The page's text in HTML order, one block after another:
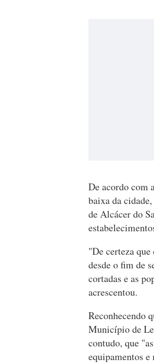
De acordo com
baixa da
de Alcácer do
"De certeza
desde o fim de
cortadas e as
acrescentou.
Reconhecendo
Município de
contudo, que
equipamentos e